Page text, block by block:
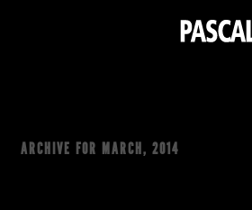
ARCHIVE FOR MARCH, 2014